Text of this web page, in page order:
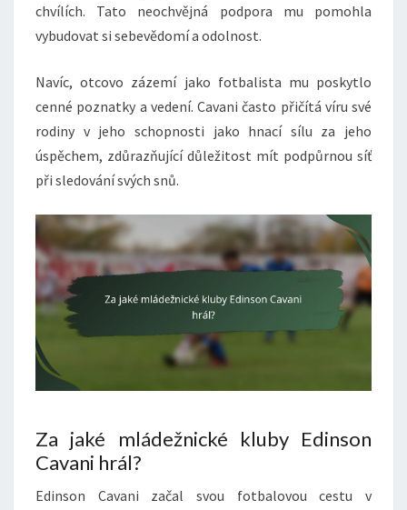
chvílích. Tato neochvějná podpora mu pomohla
vybudovat si sebevědomí a odolnost.
Navíc, otcovo zázemí jako fotbalista mu poskytlo
cenné poznatky a vedení. Cavani často přičítá víru své
rodiny v jeho schopnosti jako hnací sílu za jeho
úspěchem, zdůrazňující důležitost mít podpůrnou síť
při sledování svých snů.
Za jaké mládežnické kluby Edinson
Cavani hrál?
Edinson Cavani začal svou fotbalovou cestu v